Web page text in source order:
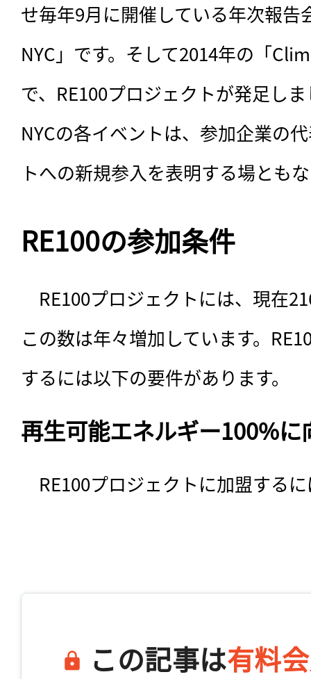
せ毎年9月に開催している年次報
NYC」です。そして2014年の「
で、RE100プロジェクトが発足し
NYCの各イベントは、参加企業の
トへの新規参入を表明する場とも
RE100の参加条件
RE100プロジェクトには、現在
この数は年々増加しています。
するには以下の要件があります。
再生可能エネルギー100%に
RE100プロジェクトに加盟する
この記事は有料